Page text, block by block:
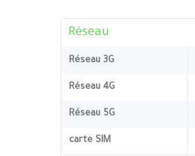
Réseau
Réseau 3G
Réseau 4G
Réseau 5G
carte SIM